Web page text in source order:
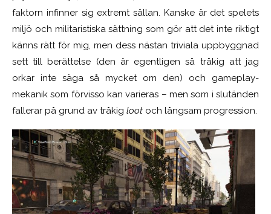
faktorn infinner sig extremt sällan. Kanske är det spelets
miljö och militaristiska sättning som gör att det inte riktigt
känns rätt för mig, men dess nästan triviala uppbyggnad
sett till berättelse (den är egentligen så tråkig att jag
orkar inte säga så mycket om den) och gameplay-
mekanik som förvisso kan varieras – men som i slutänden
fallerar på grund av tråkig loot och långsam progression.